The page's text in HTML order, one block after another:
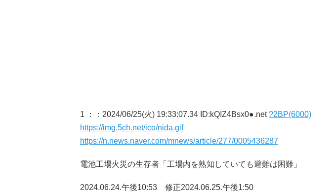
1 ： ：2024/06/25(火) 19:33:07.34 ID:kQIZ4Bsx0●.net?2BP(6000)
https://img.5ch.net/ico/nida.gif
https://n.news.naver.com/mnews/article/277/0005436287
電池工場火災の生存者「工場内を熟知していても避難は困難」
2024.06.24.午後10:53 修正2024.06.25.午後1:50